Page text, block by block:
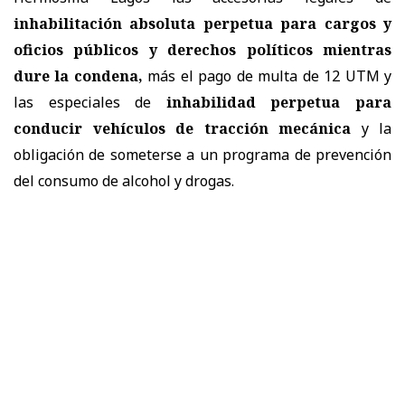
inhabilitación absoluta perpetua para cargos y
oficios públicos y derechos políticos mientras
dure la condena, más el pago de multa de 12 UTM y
las especiales de inhabilidad perpetua para
conducir vehículos de tracción mecánica y la
obligación de someterse a un programa de prevención
del consumo de alcohol y drogas.